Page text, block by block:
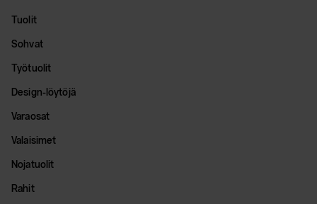
Tuolit
Sohvat
Työtuolit
Design-löytöjä
Varaosat
Valaisimet
Nojatuolit
Rahit